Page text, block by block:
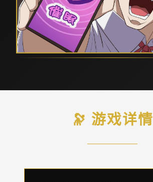
🔭 游戏详情